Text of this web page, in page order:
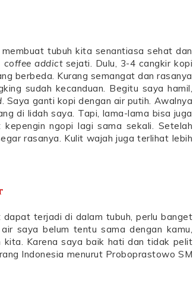
tubuh kita senantiasa sehat dan
coffee addictsejati. Dulu, 3-4 cangkir kopi
berbeda. Kurang semangat dan rasanya
sudah kecanduan. Begitu saya hamil,
. Saya ganti kopi dengan air putih. Awalnya
di lidah saya. Tapi, lama-lama bisa juga
ngopi lagi sama sekali. Setelah
rasanya. Kulit wajah juga terlihat lebih
terjadi di dalam tubuh, perlu banget
saya belum tentu sama dengan kamu,
kita. Karena saya baik hati dan tidak pelit
Indonesia menurut Proboprastowo SM